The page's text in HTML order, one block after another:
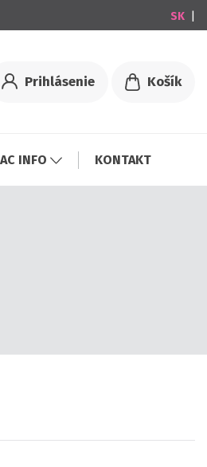
Prihlásenie Košík
INFO KONTAKT